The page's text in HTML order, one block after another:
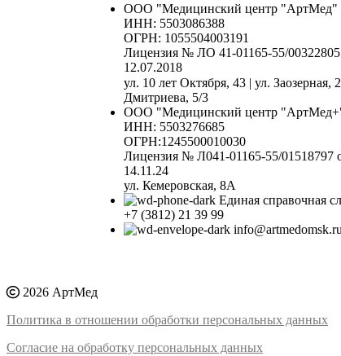
ООО "Медицинский центр "АртМед"
ИНН: 5503086388
ОГРН: 1055504003191
Лицензия № ЛО 41-01165-55/
12.07.2018
ул. 10 лет Октября, 43 | ул. Заозерная,
Дмитриева, 5/3
ООО "Медицинский центр
ИНН: 5503276685
ОГРН:1245500010030
Лицензия № Л041-01165-55/01518797
14.11.24
ул. Кемеровская, 8А
Единая справочная
+7 (3812) 21 39 99
info@artmedomsk.ru
2026 АртМед
Политика в отношении обработки персональных данных
Согласие на обработку персональных данных